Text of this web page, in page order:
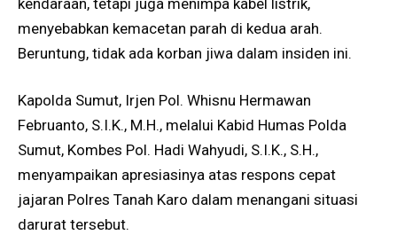
menyebabkan kemacetan parah di kedua arah.
Beruntung, tidak ada korban jiwa dalam insiden ini.
Kapolda Sumut, Irjen Pol. Whisnu Hermawan
Februanto, S.I.K., M.H., melalui Kabid Humas Polda
Sumut, Kombes Pol. Hadi Wahyudi, S.I.K., S.H.,
menyampaikan apresiasinya atas respons cepat
jajaran Polres Tanah Karo dalam menangani situasi
darurat tersebut.